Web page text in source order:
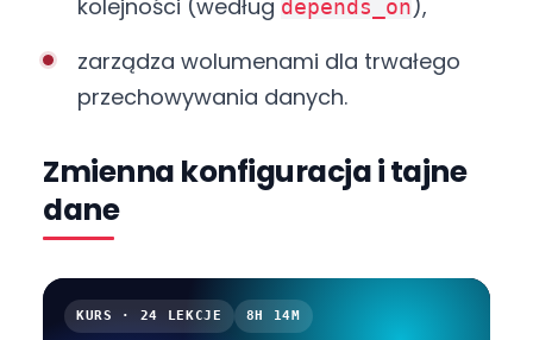
kolejności (według depends_on),
zarządza wolumenami dla trwałego
przechowywania danych.
Zmienna konfiguracja i tajne
dane
KURS · 24 LEKCJE 8H 14M